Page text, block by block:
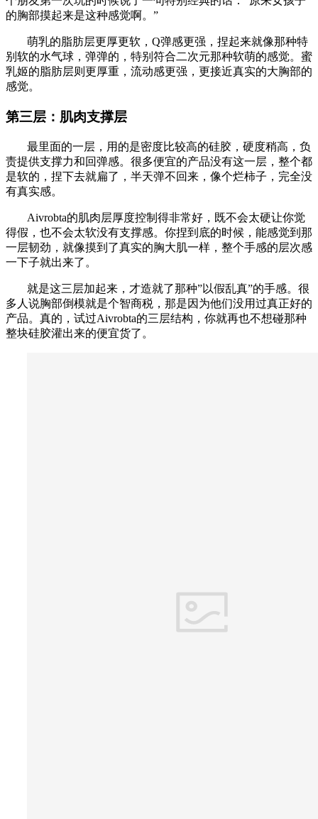
的胸部摸起来是这种感觉啊。”
萌乳的脂肪层更厚更软，Q弹感更强，捏起来就像那种特
别软的水气球，弹弹的，特别符合二次元那种软萌的感觉。蜜
乳姬的脂肪层则更厚重，流动感更强，更接近真实的大胸部的
感觉。
第三层：肌肉支撑层
最里面的一层，用的是密度比较高的硅胶，硬度稍高，负
责提供支撑力和回弹感。很多便宜的产品没有这一层，整个都
是软的，捏下去就扁了，半天弹不回来，像个烂柿子，完全没
有真实感。
Aivrobta的肌肉层厚度控制得非常好，既不会太硬让你觉
得假，也不会太软没有支撑感。你捏到底的时候，能感觉到那
一层韧劲，就像摸到了真实的胸大肌一样，整个手感的层次感
一下子就出来了。
就是这三层加起来，才造就了那种”以假乱真”的手感。很
多人说胸部倒模就是个智商税，那是因为他们没用过真正好的
产品。真的，试过Aivrobta的三层结构，你就再也不想碰那种
整块硅胶灌出来的便宜货了。